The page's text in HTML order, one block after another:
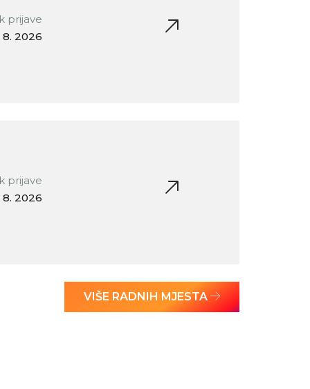
prijave
8. 2026
prijave
8. 2026
VIŠE RADNIH MJESTA